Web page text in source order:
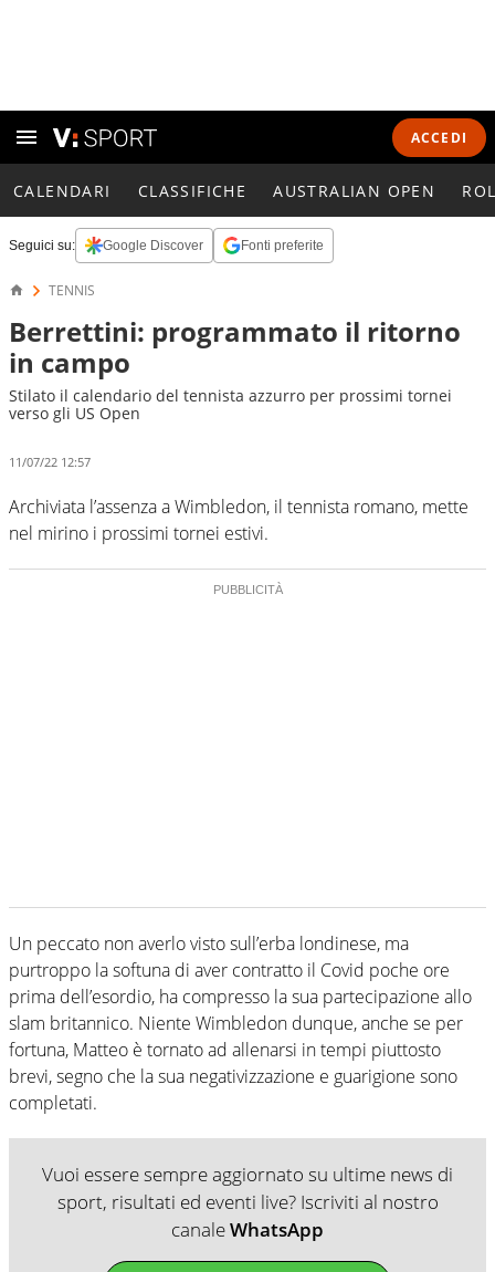
ACCEDI
CALENDARI CLASSIFICHE AUSTRALIAN OPEN
Seguici su: Google Discover Fonti preferite
TENNIS
Berrettini: programmato il ritorno
in campo
Stilato il calendario del tennista azzurro per prossimi tornei
verso gli US Open
11/07/22 12:57
Archiviata l’assenza a Wimbledon, il tennista romano, mette
nel mirino i prossimi tornei estivi.
Un peccato non averlo visto sull’erba londinese, ma
purtroppo la softuna di aver contratto il Covid poche ore
prima dell’esordio, ha compresso la sua partecipazione allo
slam britannico. Niente Wimbledon dunque, anche se per
fortuna, Matteo è tornato ad allenarsi in tempi piuttosto
brevi, segno che la sua negativizzazione e guarigione sono
completati.
Vuoi essere sempre aggiornato su ultime news di
sport, risultati ed eventi live? Iscriviti al nostro
canaleWhatsApp